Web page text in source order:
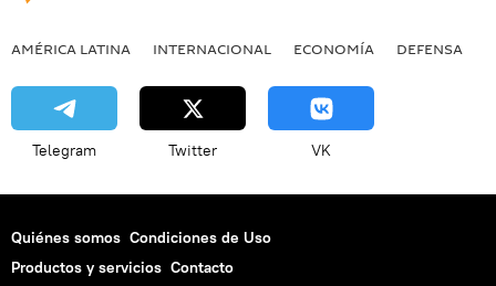
AMÉRICA LATINA INTERNACIONAL ECONOMÍA DEFENSA
Telegram Twitter VK
Quiénes somos Condiciones de Uso
Productos y servicios Contacto